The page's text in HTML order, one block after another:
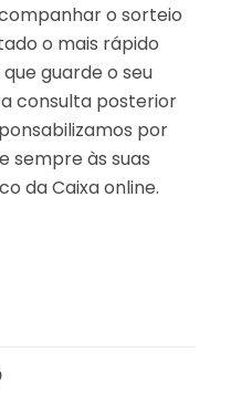
o sorteio
o mais rápido
guarde o seu
consulta posterior
por
sempre às suas
da Caixa online.